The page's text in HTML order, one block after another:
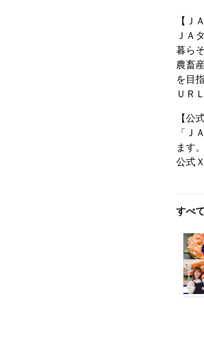
【Ｊ
ＪＡ
暮ら
農畜
を目
ＵＲ
【公
「Ｊ
ます。
公式
すべ